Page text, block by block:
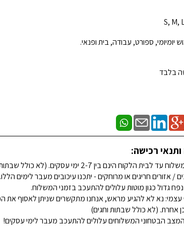
S, M,
יומיומי, ספורט, עבודה, בית ופנאי.
בלבד
רכישה:
הינם בין 2-7 ימי עסקים. (לא כולל שבתות וחגים)
/ אזורים חריגים או מרוחקים - יתכנו עיכובים מעבר לימים הללו.
גדול כגון מוטות עלולים להתעכב בזמני המשלוח.
עצמי: נא לא להגיע מראש, אנחנו מתקשרים שניתן לאסוף את
אחרת. (לא כולל שבתות וחגים)
הבטחוני המשלוחים עלולים להתעכב מעבר לימי עסקים!